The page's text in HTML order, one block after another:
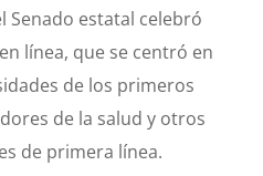
Senado estatal celebró
línea, que se centró en
de los primeros
de la salud y otros
de primera línea.